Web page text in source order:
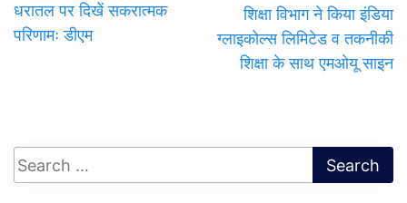
धरातल पर दिखें सकरात्मक
परिणामः डीएम
शिक्षा विभाग ने किया इंडिया
ग्लाइकोल्स लिमिटेड व तकनीकी
शिक्षा के साथ एमओयू साइन